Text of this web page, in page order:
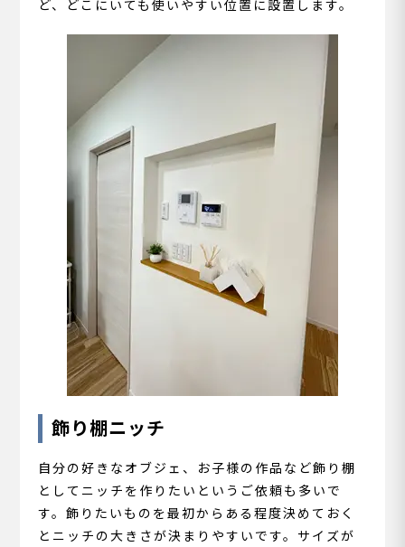
ど、どこにいても使いやすい位置に設置します。
飾り棚ニッチ
自分の好きなオブジェ、お子様の作品など飾り棚
としてニッチを作りたいというご依頼も多いで
す。飾りたいものを最初からある程度決めておく
とニッチの大きさが決まりやすいです。サイズが